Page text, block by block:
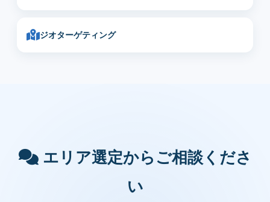
ジオターゲティング
エリア選定からご相談くださ
い